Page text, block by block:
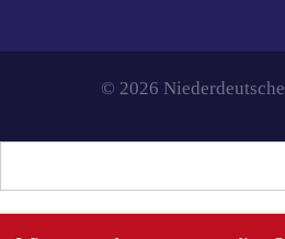
© 2026